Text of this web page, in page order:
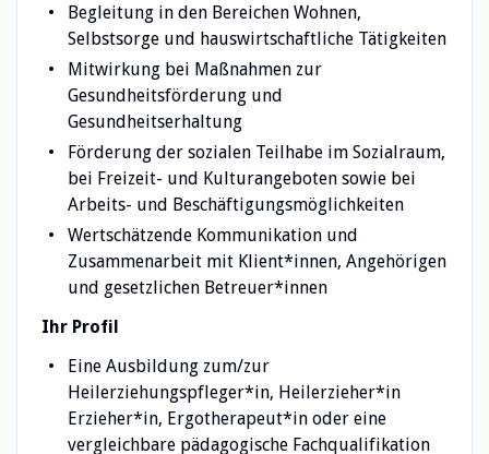
Begleitung in den Bereichen Wohnen,
Selbstsorge und hauswirtschaftliche Tätigkeiten
Mitwirkung bei Maßnahmen zur
Gesundheitsförderung und
Gesundheitserhaltung
Förderung der sozialen Teilhabe im Sozialraum,
bei Freizeit- und Kulturangeboten sowie bei
Arbeits- und Beschäftigungsmöglichkeiten
Wertschätzende Kommunikation und
Zusammenarbeit mit Klient*innen, Angehörigen
und gesetzlichen Betreuer*innen
Ihr Profil
Eine Ausbildung zum/zur
Heilerziehungspfleger*in, Heilerzieher*in
Erzieher*in, Ergotherapeut*in oder eine
vergleichbare pädagogische Fachqualifikation